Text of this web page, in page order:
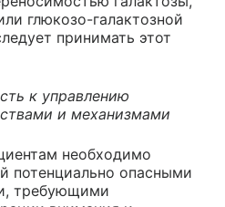
глюкозо-галактозной
принимать этот
к управлению
и механизмами
необходимо
потенциально опасными
требующими